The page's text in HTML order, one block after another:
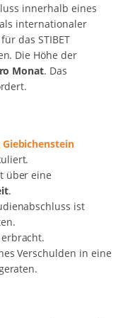
innerhalb eines
internationaler
das STIBET
Die Höhe der
Monat. Das
Giebichenstein
über eine
.
ist
Verschulden in eine